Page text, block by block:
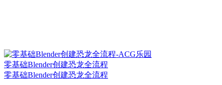
零基础Blender创建恐龙全流程
零基础Blender创建恐龙全流程